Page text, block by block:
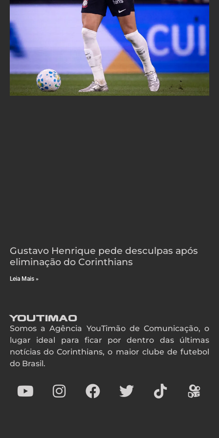
Gustavo Henrique pede desculpas após
eliminação do Corinthians
Leia Mais »
YouTimao
Somos a Agência YouTimão de Comunicação, o
lugar ideal para ficar por dentro das últimas
notícias do Corinthians, o maior clube de futebol
do Brasil.